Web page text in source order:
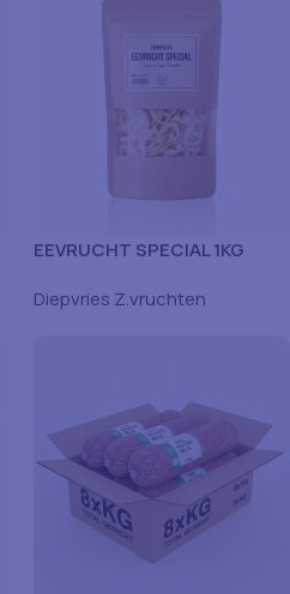
EEVRUCHT SPECIAL 1KG
Diepvries Z.vruchten